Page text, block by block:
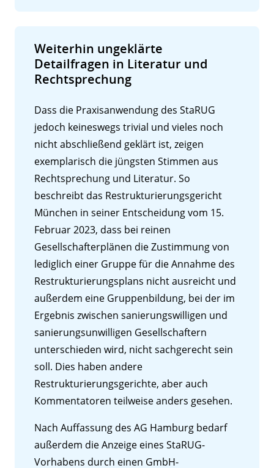
Weiterhin ungeklärte
Detailfragen in Literatur und
Rechtsprechung
Dass die Praxisanwendung des StaRUG
jedoch keineswegs trivial und vieles noch
nicht abschließend geklärt ist, zeigen
exemplarisch die jüngsten Stimmen aus
Rechtsprechung und Literatur. So
beschreibt das Restrukturierungsgericht
München in seiner Entscheidung vom 15.
Februar 2023, dass bei reinen
Gesellschafterplänen die Zustimmung von
lediglich einer Gruppe für die Annahme des
Restrukturierungsplans nicht ausreicht und
außerdem eine Gruppenbildung, bei der im
Ergebnis zwischen sanierungswilligen und
sanierungsunwilligen Gesellschaftern
unterschieden wird, nicht sachgerecht sein
soll. Dies haben andere
Restrukturierungsgerichte, aber auch
Kommentatoren teilweise anders gesehen.
Nach Auffassung des AG Hamburg bedarf
außerdem die Anzeige eines StaRUG-
Vorhabens durch einen GmbH-